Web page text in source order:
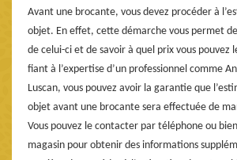
Avant une brocante, vous devez procéder à
objet. En effet, cette démarche vous permet
de celui-ci et de savoir à quel prix vous pouvez
fiant à l’expertise d’un professionnel comme
Luscan, vous pouvez avoir la garantie que
objet avant une brocante sera effectuée de
Vous pouvez le contacter par téléphone ou
magasin pour obtenir des informations